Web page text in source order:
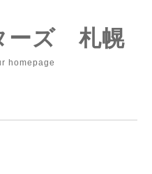
ーズ 札幌
homepage